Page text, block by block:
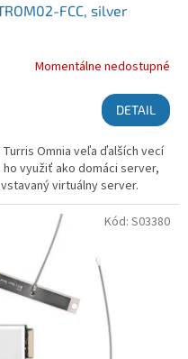
FCC, silver
Momentálne nedostupné
DETAIL
Omnia veľa ďalších vecí
využiť ako domáci server,
virtuálny server.
Kód: S03380